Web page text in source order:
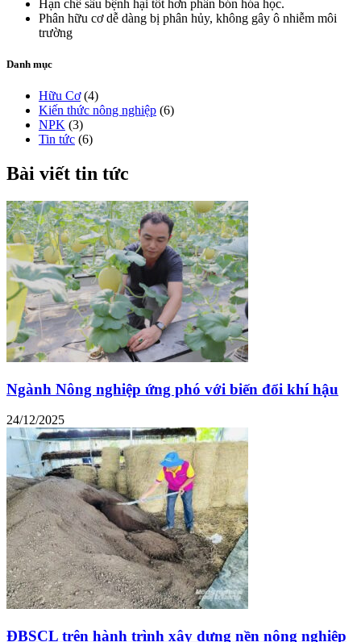
Hạn chế sâu bệnh hại tốt hơn phân bón hóa học.
Phân hữu cơ dễ dàng bị phân hủy, không gây ô nhiễm môi
trường
Danh mục
Hữu Cơ(4)
Kiến thức nông nghiệp (6)
NPK (3)
Tin tức (6)
Bài viết tin tức
Ngành Nông nghiệp ứng phó với biến đổi khí hậu
24/12/2025
ĐBSCL trên hành trình xây dựng nền nông nghiệp